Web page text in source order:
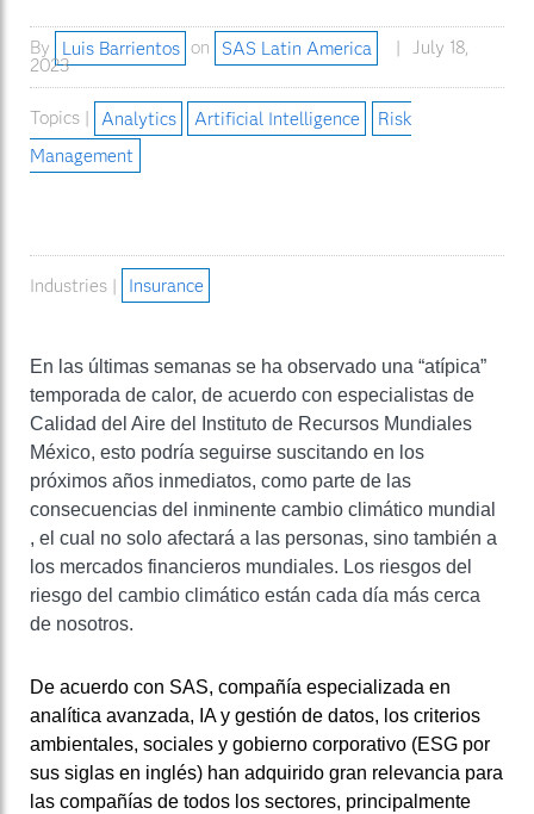
By Luis Barrientos on SAS Latin America
July 18,
2023
Topics | Analytics Artificial Intelligence
Risk
Management
Industries | Insurance
En las últimas semanas se ha observado una “atípica”
temporada de calor, de acuerdo con especialistas de
Calidad del Aire del Instituto de Recursos Mundiales
México, esto podría seguirse suscitando en los
próximos años inmediatos, como parte de las
consecuencias del inminente cambio climático mundial
, el cual no solo afectará a las personas, sino también a
los mercados financieros mundiales. Los riesgos del
riesgo del cambio climático están cada día más cerca
de nosotros.
De acuerdo con SAS, compañía especializada en
analítica avanzada, IA y gestión de datos, los criterios
ambientales, sociales y gobierno corporativo (ESG por
sus siglas en inglés) han adquirido gran relevancia para
las compañías de todos los sectores, principalmente